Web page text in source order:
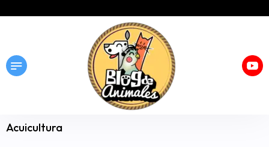
Acuicultura